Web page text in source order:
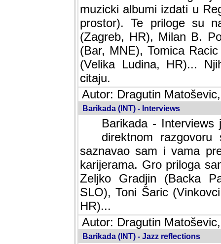
muzicki albumi izdati u
prostor). Te priloge su
(Zagreb, HR), Milan B.
(Bar, MNE), Tomica
(Velika Ludina, HR)...
citaju.
Autor: Dragutin
Barikada (INT) - Interviews
Barikada -
direktnom
saznavao sam i vama
karijerama. Gro priloga
Zeljko Gradjin (Backa
SLO), Toni Šaric
HR)...
Autor: Dragutin
Barikada (INT) - Jazz reflections